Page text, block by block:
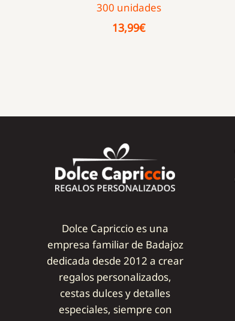
300 unidades
13,99€
Dolce Capriccio es una
empresa familiar de Badajoz
dedicada desde 2012 a crear
regalos personalizados,
cestas dulces y detalles
especiales, siempre con